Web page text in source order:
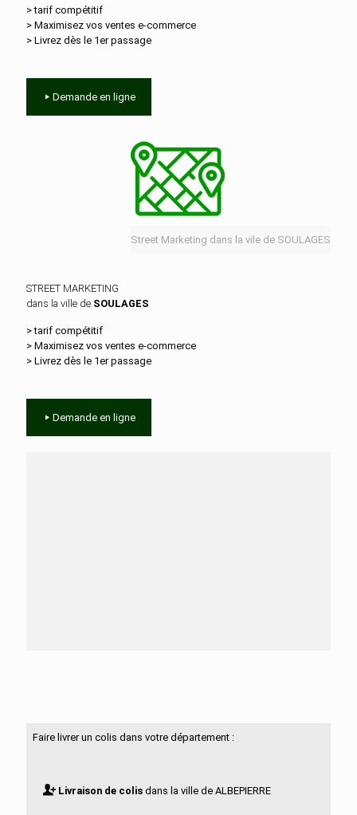
> tarif compétitif
> Maximisez vos ventes e‑commerce
> Livrez dès le 1er passage
Demande en ligne
Street Marketing dans la vile de SOULAGES
STREET MARKETING
dans la ville de SOULAGES
> tarif compétitif
> Maximisez vos ventes e‑commerce
> Livrez dès le 1er passage
Demande en ligne
Faire livrer un colis dans votre département :
Livraison de colisdans la ville de ALBEPIERRE